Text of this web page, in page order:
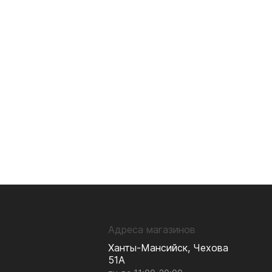
Адреса магазинов
Ханты-Мансийск, Чехова
51А